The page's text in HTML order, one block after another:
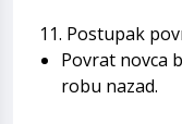
11. Postupak
Povrat novca
robu nazad.